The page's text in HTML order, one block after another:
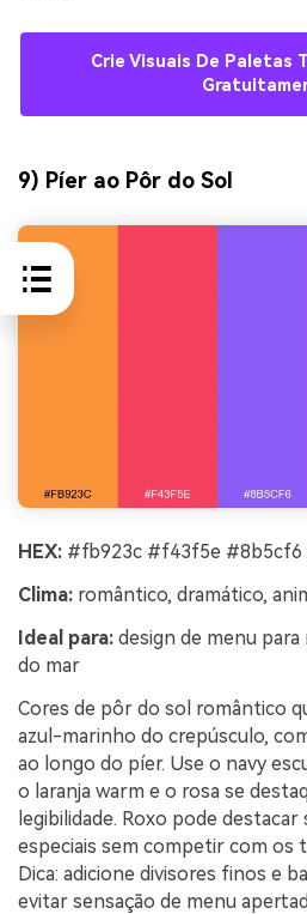
Crie Visuais De Paletas
9) Píer ao Pôr do Sol
HEX: #fb923c #f43f5e #8b5cf6
Clima: romântico, dramático,
Ideal para: design de menu
do mar
Cores de pôr do sol romântico
azul-marinho do crepúsculo,
ao longo do píer. Use o navy
o laranja warm e o rosa se
legibilidade. Roxo pode
especiais sem competir com os
Dica: adicione divisores finos e
evitar sensação de menu